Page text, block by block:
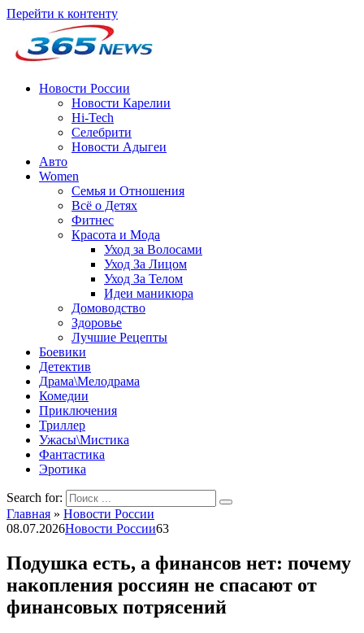
Перейти к контенту
Новости России
Новости Карелии
Hi-Tech
Селебрити
Новости Адыгеи
Авто
Women
Семья и Отношения
Всё о Детях
Фитнес
Красота и Мода
Уход за Волосами
Уход За Лицом
Уход За Телом
Идеи маникюра
Домоводство
Здоровье
Лучшие Рецепты
Боевики
Детектив
Драма\Мелодрама
Комедии
Приключения
Триллер
Ужасы\Мистика
Фантастика
Эротика
Search for:
Главная » Новости России
08.07.2026Новости России63
Подушка есть, а финансов нет: почему
накопления россиян не спасают от
финансовых потрясений